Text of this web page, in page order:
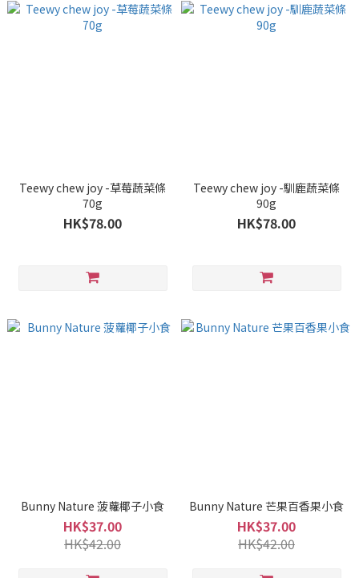
Teewy chew joy -草莓蔬菜條
70g
HK$78.00
Teewy chew joy -馴鹿蔬菜條
90g
HK$78.00
Bunny Nature 菠蘿椰子小食
HK$37.00
HK$42.00
Bunny Nature 芒果百香果小食
HK$37.00
HK$42.00